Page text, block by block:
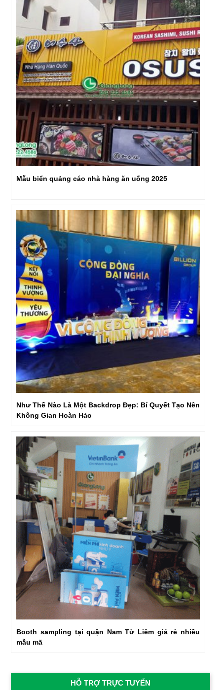
Mẫu biển quảng cáo nhà hàng ăn uống 2025
Như Thế Nào Là Một Backdrop Đẹp: Bí Quyết Tạo Nên
Không Gian Hoàn Hảo
Booth sampling tại quận Nam Từ Liêm giá rẻ nhiều
mẫu mã
HỖ TRỢ TRỰC TUYẾN